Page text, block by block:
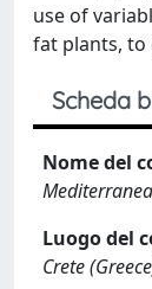
use of
fat plants, to
Scheda
Nome del
Luogo del
Crete